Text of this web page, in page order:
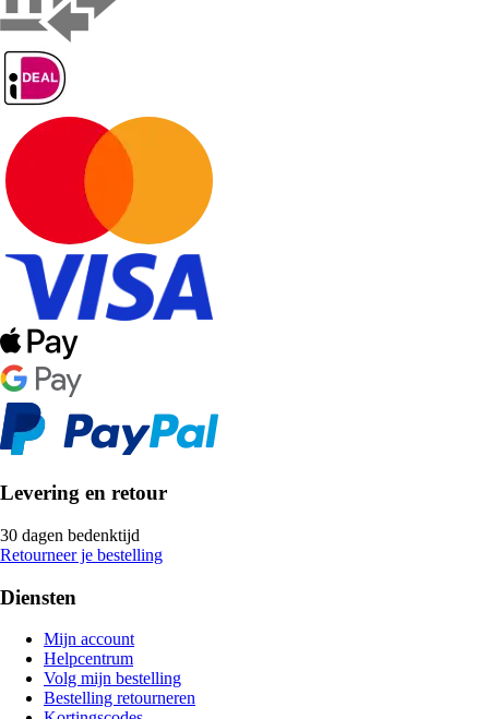
Levering en retour
30 dagen bedenktijd
Retourneer je bestelling
Diensten
Mijn account
Helpcentrum
Volg mijn bestelling
Bestelling retourneren